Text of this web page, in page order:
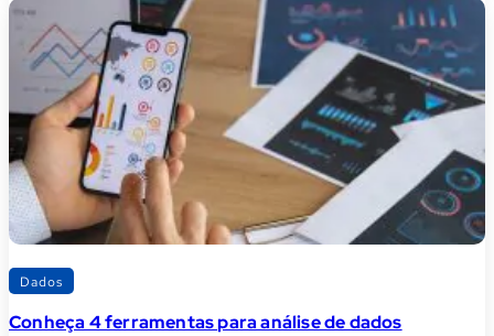
Dados
Conheça 4 ferramentas para análise de dados